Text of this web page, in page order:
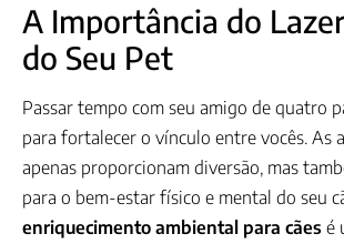
A Importância do
do Seu Pet
Passar tempo com seu amigo de quatro
para fortalecer o vínculo entre vocês. As
apenas proporcionam diversão, mas
para o bem-estar físico e mental do seu
enriquecimento ambiental para cães é